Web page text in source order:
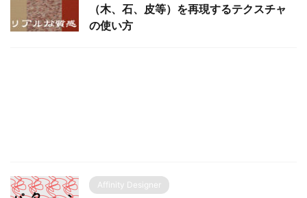
（木、石、皮等）を再現するテクスチャ
の使い方
Affinity Designer